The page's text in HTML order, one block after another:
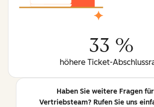
33 %
höhere Ticket-
Haben Sie weitere Fragen
Vertriebsteam? Rufen Sie uns